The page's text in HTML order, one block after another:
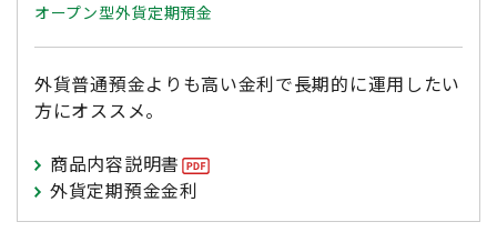
オープン型外貨定期預金
外貨普通預金よりも高い金利で長期的に運用したい
方にオススメ。
商品内容説明書
外貨定期預金金利